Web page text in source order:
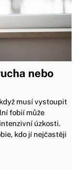
nebo
musí vystoupit
fobií může
úzkosti.
kdo jí nejčastěji